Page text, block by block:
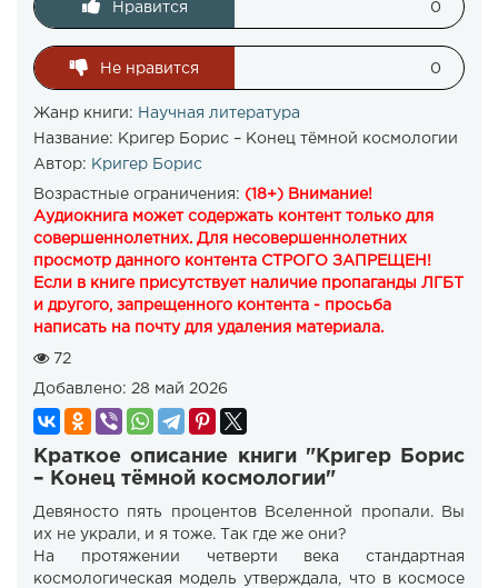
Нравится 0
Не нравится 0
Жанр книги: Научная литература
Название: Кригер Борис – Конец тёмной космологии
Автор: Кригер Борис
Возрастные ограничения: (18+) Внимание!
Аудиокнига может содержать контент только для
совершеннолетних. Для несовершеннолетних
просмотр данного контента СТРОГО ЗАПРЕЩЕН!
Если в книге присутствует наличие пропаганды ЛГБТ
и другого, запрещенного контента - просьба
написать на почту для удаления материала.
72
Добавлено: 28 май 2026
Краткое описание книги "Кригер Борис
– Конец тёмной космологии"
Девяносто пять процентов Вселенной пропали. Вы
их не украли, и я тоже. Так где же они?
На протяжении четверти века стандартная
космологическая модель утверждала, что в космосе